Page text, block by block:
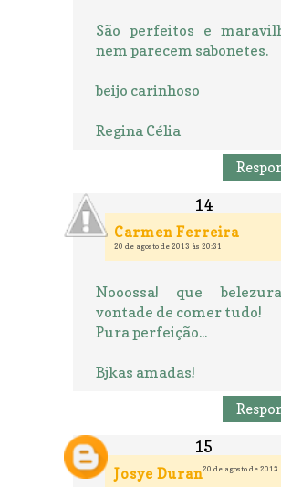
São perfeitos e
nem parecem sabonetes.
beijo carinhoso
Regina Célia
Carmen Ferreira
20 de agosto de 2013 às 20:31
Nooossa! que
vontade de comer tudo!
Pura perfeição...
Bjkas amadas!
Josye Duran20 de agosto de 2013